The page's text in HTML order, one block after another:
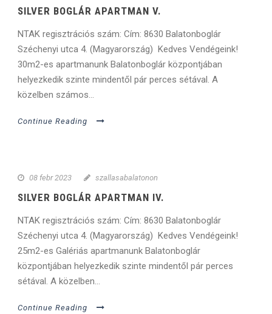
SILVER BOGLÁR APARTMAN V.
NTAK regisztrációs szám: Cím: 8630 Balatonboglár
Széchenyi utca 4. (Magyarország) Kedves Vendégeink!
30m2-es apartmanunk Balatonboglár központjában
helyezkedik szinte mindentől pár perces sétával. A
közelben számos...
Continue Reading
08 febr 2023 szallasabalatonon
SILVER BOGLÁR APARTMAN IV.
NTAK regisztrációs szám: Cím: 8630 Balatonboglár
Széchenyi utca 4. (Magyarország) Kedves Vendégeink!
25m2-es Galériás apartmanunk Balatonboglár
központjában helyezkedik szinte mindentől pár perces
sétával. A közelben...
Continue Reading